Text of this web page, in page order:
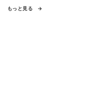
もっと見る